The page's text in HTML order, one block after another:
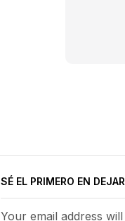
SÉ EL PRIMERO EN
Your email address